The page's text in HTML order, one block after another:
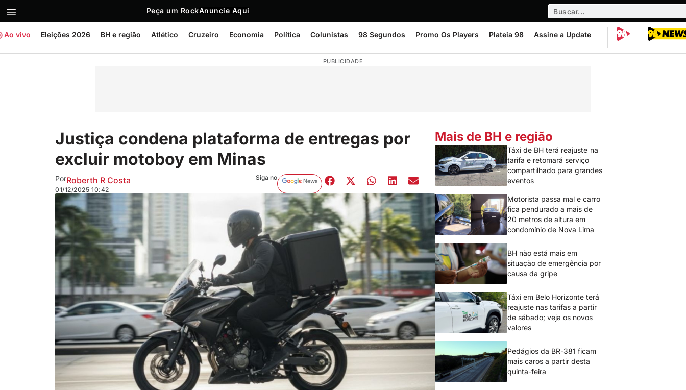
Peça um RockAnuncie Aqui
Ao vivo Eleições 2026 BH e região Atlético Cruzeiro Economia Política Colunistas 98 Segundos Promo Os Players Plateia 98 Assine a Update
PUBLICIDADE
Justiça condena plataforma de entregas por
excluir motoboy em Minas
PorRoberth R Costa
01/12/2025 10:42
Siga no
Mais de BH e região
Táxi de BH terá reajuste na
tarifa e retomará serviço
compartilhado para grandes
eventos
Motorista passa mal e carro
fica pendurado a mais de
20 metros de altura em
condomínio de Nova Lima
BH não está mais em
situação de emergência por
causa da gripe
Táxi em Belo Horizonte terá
reajuste nas tarifas a partir
de sábado; veja os novos
valores
Pedágios da BR-381 ficam
mais caros a partir desta
quinta-feira